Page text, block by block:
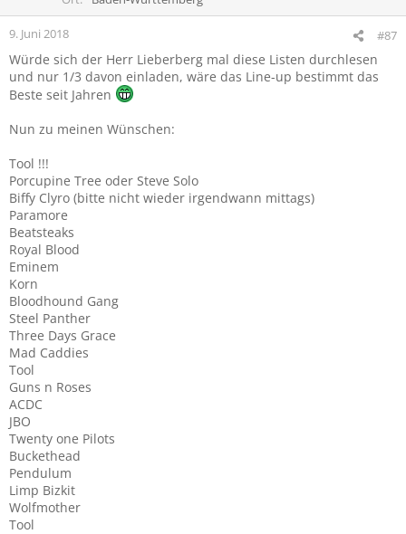
9. Juni 2018 #87
Würde sich der Herr Lieberberg mal diese Listen durchlesen
und nur 1/3 davon einladen, wäre das Line-up bestimmt das
Beste seit Jahren
Nun zu meinen Wünschen:
Tool !!!
Porcupine Tree oder Steve Solo
Biffy Clyro (bitte nicht wieder irgendwann mittags)
Paramore
Beatsteaks
Royal Blood
Eminem
Korn
Bloodhound Gang
Steel Panther
Three Days Grace
Mad Caddies
Tool
Guns n Roses
ACDC
JBO
Twenty one Pilots
Buckethead
Pendulum
Limp Bizkit
Wolfmother
Tool